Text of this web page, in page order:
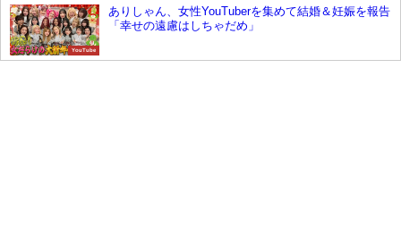
YouTube
ありしゃん、女性YouTuberを集めて結婚＆妊娠を報告
「幸せの遠慮はしちゃだめ」